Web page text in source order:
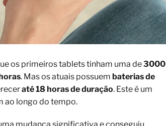
os primeiros tablets tinham uma de3000
. Mas os atuais possuem baterias de
até 18 horas de duração. Este é um
ao longo do tempo.
mudança significativa e conseguiu